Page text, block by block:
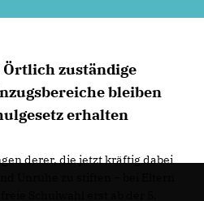
zuständige
bleiben
erhalten
derer, die jetzt kräftig dabei
Unruhe zu stiften – bei Eltern